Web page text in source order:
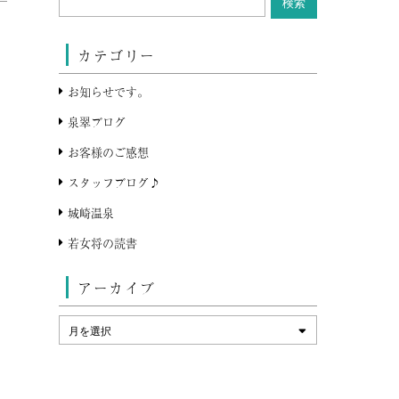
カテゴリー
お知らせです。
泉翠ブログ
お客様のご感想
スタッフブログ♪
城崎温泉
若女将の読書
アーカイブ